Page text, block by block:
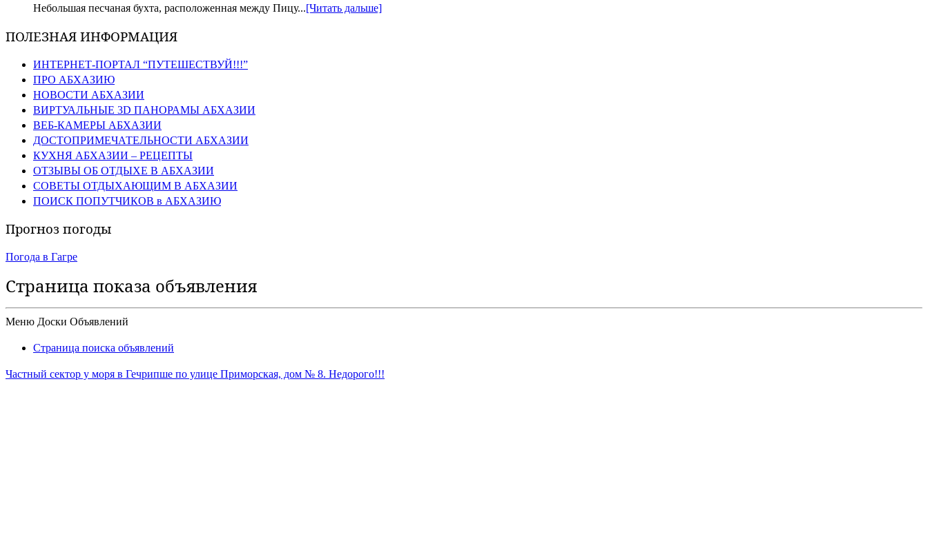
Небольшая песчаная бухта, расположенная между Пицу...[Читать дальше]
ПОЛЕЗНАЯ ИНФОРМАЦИЯ
ИНТЕРНЕТ-ПОРТАЛ “ПУТЕШЕСТВУЙ!!!”
ПРО АБХАЗИЮ
НОВОСТИ АБХАЗИИ
ВИРТУАЛЬНЫЕ 3D ПАНОРАМЫ АБХАЗИИ
ВЕБ-КАМЕРЫ АБХАЗИИ
ДОСТОПРИМЕЧАТЕЛЬНОСТИ АБХАЗИИ
КУХНЯ АБХАЗИИ – РЕЦЕПТЫ
ОТЗЫВЫ ОБ ОТДЫХЕ В АБХАЗИИ
СОВЕТЫ ОТДЫХАЮЩИМ В АБХАЗИИ
ПОИСК ПОПУТЧИКОВ в АБХАЗИЮ
Прогноз погоды
Погода в Гагре
Страница показа объявления
Меню Доски Объявлений
Страница поиска объявлений
Частный сектор у моря в Гечрипше по улице Приморская, дом № 8. Недорого!!!